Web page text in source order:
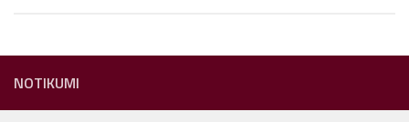
NOTIKUMI